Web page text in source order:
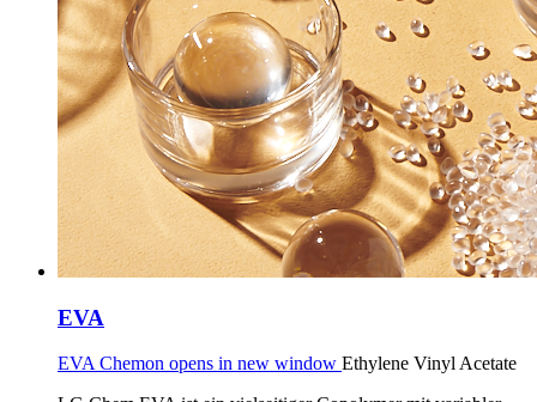
EVA
EVA Chemon opens in new window Ethylene Vinyl Acetate